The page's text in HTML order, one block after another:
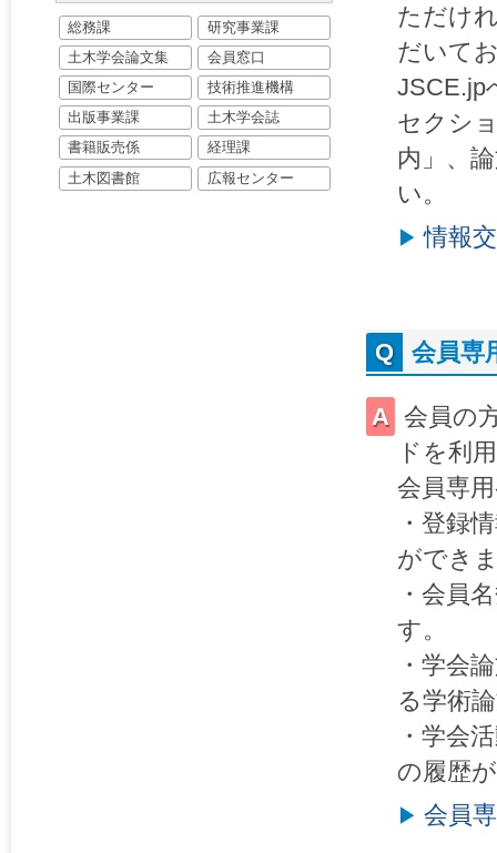
総務課
研究事業課
土木学会論文集
会員窓口
国際センター
技術推進機構
出版事業課
土木学会誌
書籍販売係
経理課
土木図書館
広報センター
ただけ
だいて
JSCE.jp
セクシ
内」、
い。
情報
会員専
会員の
ドを利
会員専
・登録
ができ
・会員
す。
・学会
る学術
・学会
の履歴
会員